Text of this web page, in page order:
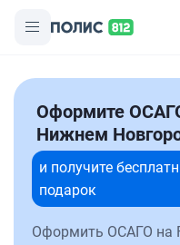
Оформите
Нижнем
и получите
подарок
Оформить ОСАГО на